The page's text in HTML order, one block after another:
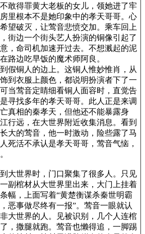
敢得罪黄大老板的女儿，领她进了牢
里根本不是她印象中的孝天哥哥。心
望破灭，让莺音悲愤交加。乘车回上
街边一个街头艺人扮演的铜像引起了
，命司机加速开过去。不想溅起的泥
路边吃早饭的魔术师阿良。
假铜人的边上。这铜人惟妙惟肖，从
到衣服上颜色，都说明扮演者下了一
当莺音定睛细看铜人面容时，直觉告
寻找多年的孝天哥哥。此人正是来调
真相的秦孝天，但他还不能暴露身
行远，在大世界附近收集消息。看到
大的莺音，他一时激动，险些露了马
死活不承认是孝天哥哥，莺音气恼，
大世界时，门口聚集了很多人。只见
副棺材从大世界里出来，大门上挂着
幅，上面写着“黄楚衡谋杀秦世明霸
恶事做尽终有一报”。莺音一眼就认
大世界的人。见被识别，几个人连棺
，撒腿就跑。莺音也懒得追，一脚踢